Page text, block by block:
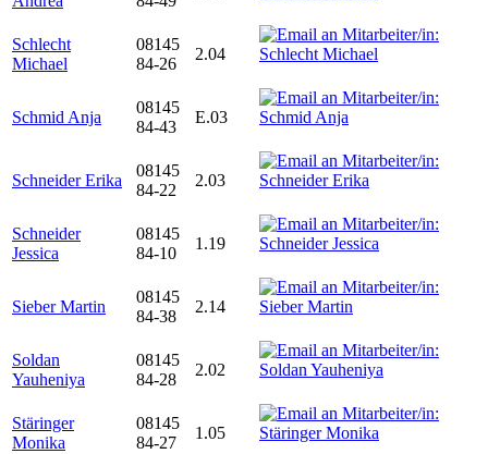
Schlecht
Michael
08145
84-26
2.04
Schmid Anja
08145
84-43
E.03
Schneider Erika
08145
84-22
2.03
Schneider
Jessica
08145
84-10
1.19
Sieber Martin
08145
84-38
2.14
Soldan
Yauheniya
08145
84-28
2.02
Stäringer
Monika
08145
84-27
1.05